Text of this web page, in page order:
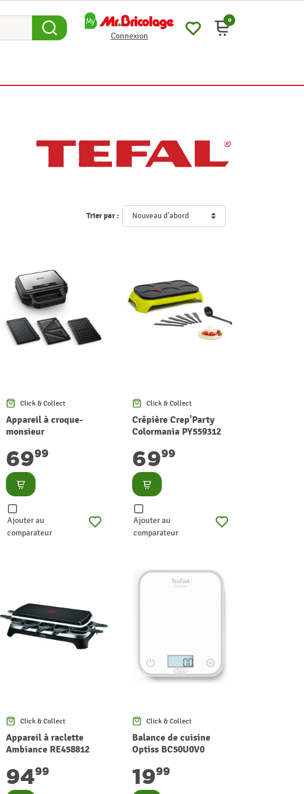
Connexion
0
Trier par :
Click & Collect
Appareil à croque-
monsieur
TEFAL
6999
Consulter
Ajouter au
comparateur
Click & Collect
Crêpière Crep'Party
Colormania PY559312
6999
Consulter
Ajouter au
comparateur
Click & Collect
Appareil à raclette
Ambiance RE458812
9499
Click & Collect
Balance de cuisine
Optiss BC50U0V0
1999